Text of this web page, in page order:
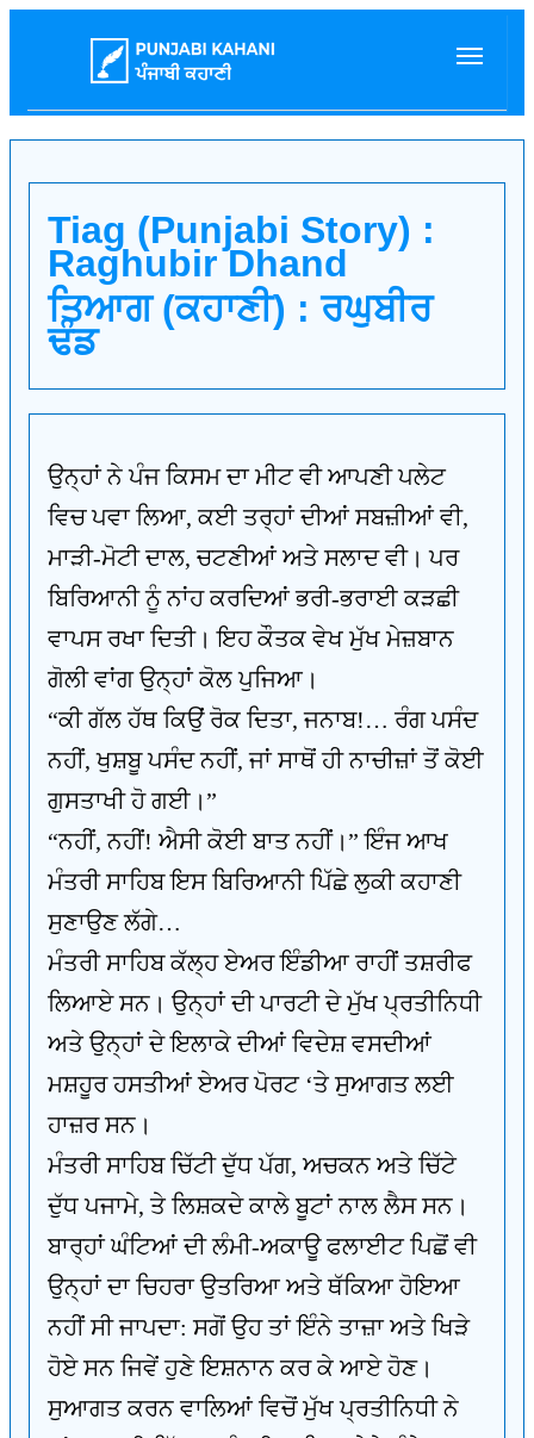
Tiag (Punjabi Story) :
Raghubir Dhand
ਤਿਆਗ (ਕਹਾਣੀ) : ਰਘੁਬੀਰ
ਢੰਡ
ਉਨ੍ਹਾਂ ਨੇ ਪੰਜ ਕਿਸਮ ਦਾ ਮੀਟ ਵੀ ਆਪਣੀ ਪਲੇਟ
ਵਿਚ ਪਵਾ ਲਿਆ, ਕਈ ਤਰ੍ਹਾਂ ਦੀਆਂ ਸਬਜ਼ੀਆਂ ਵੀ,
ਮਾੜੀ-ਮੋਟੀ ਦਾਲ, ਚਟਣੀਆਂ ਅਤੇ ਸਲਾਦ ਵੀ। ਪਰ
ਬਿਰਿਆਨੀ ਨੂੰ ਨਾਂਹ ਕਰਦਿਆਂ ਭਰੀ-ਭਰਾਈ ਕੜਛੀ
ਵਾਪਸ ਰਖਾ ਦਿਤੀ। ਇਹ ਕੌਤਕ ਵੇਖ ਮੁੱਖ ਮੇਜ਼ਬਾਨ
ਗੋਲੀ ਵਾਂਗ ਉਨ੍ਹਾਂ ਕੋਲ ਪੁਜਿਆ।
“ਕੀ ਗੱਲ ਹੱਥ ਕਿਉਂ ਰੋਕ ਦਿਤਾ, ਜਨਾਬ!… ਰੰਗ ਪਸੰਦ
ਨਹੀਂ, ਖੁਸ਼ਬੂ ਪਸੰਦ ਨਹੀਂ, ਜਾਂ ਸਾਥੋਂ ਹੀ ਨਾਚੀਜ਼ਾਂ ਤੋਂ ਕੋਈ
ਗੁਸਤਾਖੀ ਹੋ ਗਈ।”
“ਨਹੀਂ, ਨਹੀਂ! ਐਸੀ ਕੋਈ ਬਾਤ ਨਹੀਂ।” ਇੰਜ ਆਖ
ਮੰਤਰੀ ਸਾਹਿਬ ਇਸ ਬਿਰਿਆਨੀ ਪਿੱਛੇ ਲੁਕੀ ਕਹਾਣੀ
ਸੁਣਾਉਣ ਲੱਗੇ…
ਮੰਤਰੀ ਸਾਹਿਬ ਕੱਲ੍ਹ ਏਅਰ ਇੰਡੀਆ ਰਾਹੀਂ ਤਸ਼ਰੀਫ
ਲਿਆਏ ਸਨ। ਉਨ੍ਹਾਂ ਦੀ ਪਾਰਟੀ ਦੇ ਮੁੱਖ ਪ੍ਰਤੀਨਿਧੀ
ਅਤੇ ਉਨ੍ਹਾਂ ਦੇ ਇਲਾਕੇ ਦੀਆਂ ਵਿਦੇਸ਼ ਵਸਦੀਆਂ
ਮਸ਼ਹੂਰ ਹਸਤੀਆਂ ਏਅਰ ਪੋਰਟ ‘ਤੇ ਸੁਆਗਤ ਲਈ
ਹਾਜ਼ਰ ਸਨ।
ਮੰਤਰੀ ਸਾਹਿਬ ਚਿੱਟੀ ਦੁੱਧ ਪੱਗ, ਅਚਕਨ ਅਤੇ ਚਿੱਟੇ
ਦੁੱਧ ਪਜਾਮੇ, ਤੇ ਲਿਸ਼ਕਦੇ ਕਾਲੇ ਬੂਟਾਂ ਨਾਲ ਲੈਸ ਸਨ।
ਬਾਰ੍ਹਾਂ ਘੰਟਿਆਂ ਦੀ ਲੰਮੀ-ਅਕਾਊ ਫਲਾਈਟ ਪਿਛੋਂ ਵੀ
ਉਨ੍ਹਾਂ ਦਾ ਚਿਹਰਾ ਉਤਰਿਆ ਅਤੇ ਥੱਕਿਆ ਹੋਇਆ
ਨਹੀਂ ਸੀ ਜਾਪਦਾ: ਸਗੋਂ ਉਹ ਤਾਂ ਇੰਨੇ ਤਾਜ਼ਾ ਅਤੇ ਖਿੜੇ
ਹੋਏ ਸਨ ਜਿਵੇਂ ਹੁਣੇ ਇਸ਼ਨਾਨ ਕਰ ਕੇ ਆਏ ਹੋਣ।
ਸੁਆਗਤ ਕਰਨ ਵਾਲਿਆਂ ਵਿਚੋਂ ਮੁੱਖ ਪ੍ਰਤੀਨਿਧੀ ਨੇ